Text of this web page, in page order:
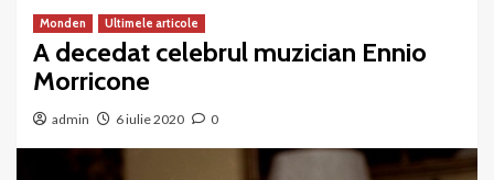
Monden Ultimele articole
A decedat celebrul muzician Ennio
Morricone
admin 6 iulie 2020 0